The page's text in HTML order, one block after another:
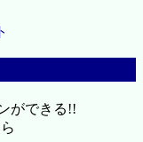
ができる!!